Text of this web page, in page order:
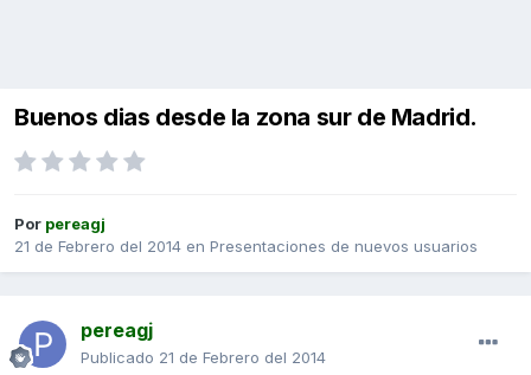
Buenos dias desde la zona sur de Madrid.
Por pereagj
21 de Febrero del 2014 en Presentaciones de nuevos usuarios
pereagj
Publicado 21 de Febrero del 2014